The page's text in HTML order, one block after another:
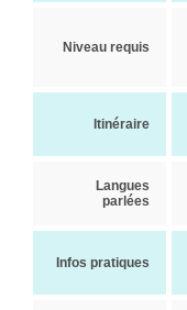
Niveau requis
Itinéraire
Langues
parlées
Infos pratiques